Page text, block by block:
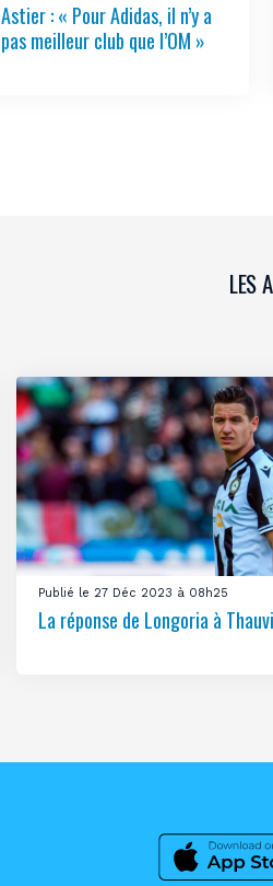
Astier : « Pour Adidas, il n’y a
pas meilleur club que l’OM »
LES
Publié le 27 Déc 2023 à 08h25
La réponse de Longoria à